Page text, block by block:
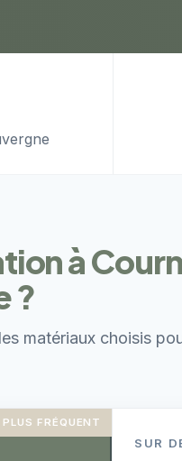
à
?
matériaux choisis
PLUS FRÉQUENT
SUR